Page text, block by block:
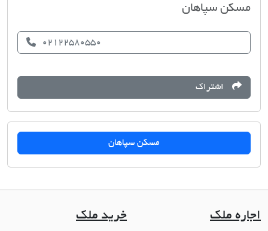
مسکن سپاهان
02122580550
اشتراک
مسکن سپاهان
اجاره ملک خرید ملک